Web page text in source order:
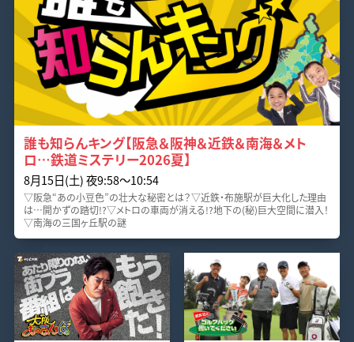
誰も知らんキング【阪急＆阪神＆近鉄＆南海＆メト
ロ…鉄道ミステリー2026夏】
8月15日(土) 夜9:58〜10:54
▽阪急“あの小豆色”の壮大な秘密とは？▽近鉄・布施駅が巨大化した理由
は…開かずの踏切!?▽メトロの車両が消える!?地下の(秘)巨大空間に潜入！
▽南海の三国ヶ丘駅の謎